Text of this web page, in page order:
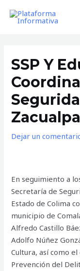
SSP Y
Dejar un
En seguimiento a
Secretaría de
Estado de Colima
municipio de
Alfredo Castillo
Adolfo Núñez
Cultura, así como
Prevención del